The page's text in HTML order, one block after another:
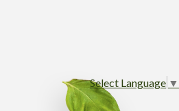
Select Language ▼